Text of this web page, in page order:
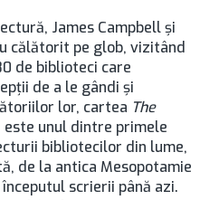
James Campbell şi
călătorit pe glob, vizitând
de biblioteci care
de a le gândi şi
lor, cartea The
este unul dintre primele
bibliotecilor din lume,
de la antica Mesopotamie
scrierii până azi.